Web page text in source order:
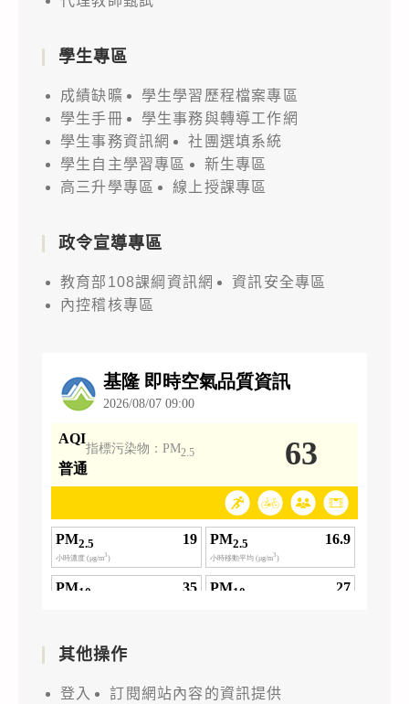
學生專區
成績缺曠
學生學習歷程檔案專區
學生手冊
學生事務與轉導工作網
學生事務資訊網
社團選填系統
學生自主學習專區
新生專區
高三升學專區
線上授課專區
政令宣導專區
教育部108課綱資訊網
資訊安全專區
內控稽核專區
其他操作
登入
訂閱網站內容的資訊提供